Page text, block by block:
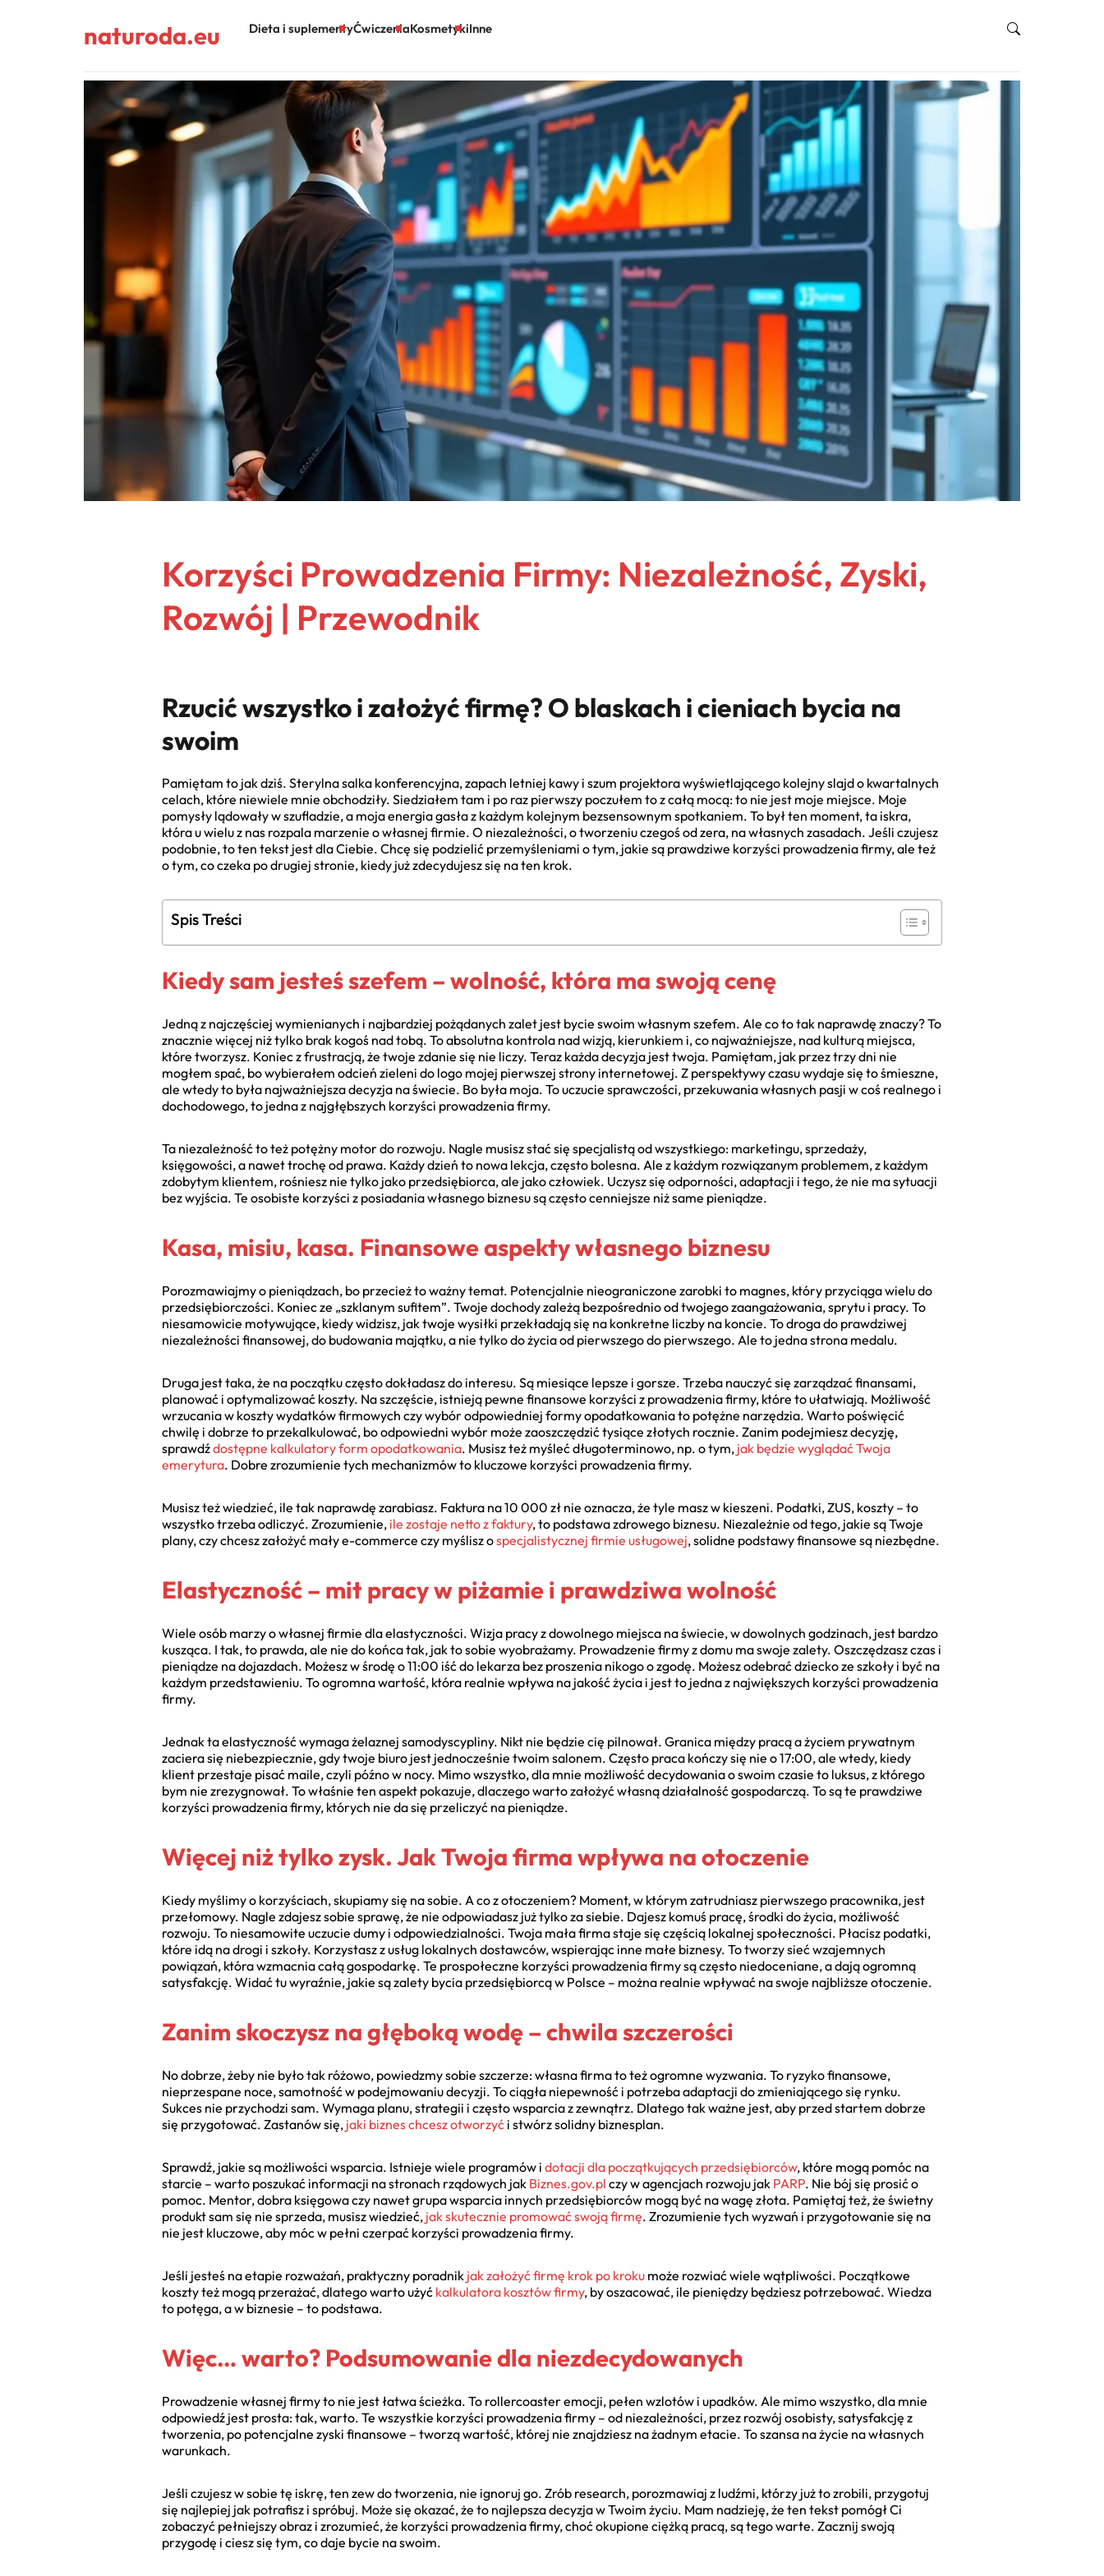
naturoda.eu Dieta i suplementyĆwiczeniaKosmetykiInne
Korzyści Prowadzenia Firmy: Niezależność, Zyski,
Rozwój | Przewodnik
Rzucić wszystko i założyć firmę? O blaskach i cieniach bycia na
swoim
Pamiętam to jak dziś. Sterylna salka konferencyjna, zapach letniej kawy i szum projektora wyświetlającego kolejny slajd o kwartalnych
celach, które niewiele mnie obchodziły. Siedziałem tam i po raz pierwszy poczułem to z całą mocą: to nie jest moje miejsce. Moje
pomysły lądowały w szufladzie, a moja energia gasła z każdym kolejnym bezsensownym spotkaniem. To był ten moment, ta iskra,
która u wielu z nas rozpala marzenie o własnej firmie. O niezależności, o tworzeniu czegoś od zera, na własnych zasadach. Jeśli czujesz
podobnie, to ten tekst jest dla Ciebie. Chcę się podzielić przemyśleniami o tym, jakie są prawdziwe korzyści prowadzenia firmy, ale też
o tym, co czeka po drugiej stronie, kiedy już zdecydujesz się na ten krok.
Spis Treści
Kiedy sam jesteś szefem – wolność, która ma swoją cenę
Jedną z najczęściej wymienianych i najbardziej pożądanych zalet jest bycie swoim własnym szefem. Ale co to tak naprawdę znaczy? To
znacznie więcej niż tylko brak kogoś nad tobą. To absolutna kontrola nad wizją, kierunkiem i, co najważniejsze, nad kulturą miejsca,
które tworzysz. Koniec z frustracją, że twoje zdanie się nie liczy. Teraz każda decyzja jest twoja. Pamiętam, jak przez trzy dni nie
mogłem spać, bo wybierałem odcień zieleni do logo mojej pierwszej strony internetowej. Z perspektywy czasu wydaje się to śmieszne,
ale wtedy to była najważniejsza decyzja na świecie. Bo była moja. To uczucie sprawczości, przekuwania własnych pasji w coś realnego i
dochodowego, to jedna z najgłębszych korzyści prowadzenia firmy.
Ta niezależność to też potężny motor do rozwoju. Nagle musisz stać się specjalistą od wszystkiego: marketingu, sprzedaży,
księgowości, a nawet trochę od prawa. Każdy dzień to nowa lekcja, często bolesna. Ale z każdym rozwiązanym problemem, z każdym
zdobytym klientem, rośniesz nie tylko jako przedsiębiorca, ale jako człowiek. Uczysz się odporności, adaptacji i tego, że nie ma sytuacji
bez wyjścia. Te osobiste korzyści z posiadania własnego biznesu są często cenniejsze niż same pieniądze.
Kasa, misiu, kasa. Finansowe aspekty własnego biznesu
Porozmawiajmy o pieniądzach, bo przecież to ważny temat. Potencjalnie nieograniczone zarobki to magnes, który przyciąga wielu do
przedsiębiorczości. Koniec ze „szklanym sufitem”. Twoje dochody zależą bezpośrednio od twojego zaangażowania, sprytu i pracy. To
niesamowicie motywujące, kiedy widzisz, jak twoje wysiłki przekładają się na konkretne liczby na koncie. To droga do prawdziwej
niezależności finansowej, do budowania majątku, a nie tylko do życia od pierwszego do pierwszego. Ale to jedna strona medalu.
Druga jest taka, że na początku często dokładasz do interesu. Są miesiące lepsze i gorsze. Trzeba nauczyć się zarządzać finansami,
planować i optymalizować koszty. Na szczęście, istnieją pewne finansowe korzyści z prowadzenia firmy, które to ułatwiają. Możliwość
wrzucania w koszty wydatków firmowych czy wybór odpowiedniej formy opodatkowania to potężne narzędzia. Warto poświęcić
chwilę i dobrze to przekalkulować, bo odpowiedni wybór może zaoszczędzić tysiące złotych rocznie. Zanim podejmiesz decyzję,
sprawdźdostępne kalkulatory form opodatkowania. Musisz też myśleć długoterminowo, np. o tym, jak będzie wyglądać Twoja
emerytura. Dobre zrozumienie tych mechanizmów to kluczowe korzyści prowadzenia firmy.
Musisz też wiedzieć, ile tak naprawdę zarabiasz. Faktura na 10 000 zł nie oznacza, że tyle masz w kieszeni. Podatki, ZUS, koszty – to
wszystko trzeba odliczyć. Zrozumienie, ile zostaje netto z faktury, to podstawa zdrowego biznesu. Niezależnie od tego, jakie są Twoje
plany, czy chcesz założyć mały e-commerce czy myślisz ospecjalistycznej firmie usługowej, solidne podstawy finansowe są niezbędne.
Elastyczność – mit pracy w piżamie i prawdziwa wolność
Wiele osób marzy o własnej firmie dla elastyczności. Wizja pracy z dowolnego miejsca na świecie, w dowolnych godzinach, jest bardzo
kusząca. I tak, to prawda, ale nie do końca tak, jak to sobie wyobrażamy. Prowadzenie firmy z domu ma swoje zalety. Oszczędzasz czas i
pieniądze na dojazdach. Możesz w środę o 11:00 iść do lekarza bez proszenia nikogo o zgodę. Możesz odebrać dziecko ze szkoły i być na
każdym przedstawieniu. To ogromna wartość, która realnie wpływa na jakość życia i jest to jedna z największych korzyści prowadzenia
firmy.
Jednak ta elastyczność wymaga żelaznej samodyscypliny. Nikt nie będzie cię pilnował. Granica między pracą a życiem prywatnym
zaciera się niebezpiecznie, gdy twoje biuro jest jednocześnie twoim salonem. Często praca kończy się nie o 17:00, ale wtedy, kiedy
klient przestaje pisać maile, czyli późno w nocy. Mimo wszystko, dla mnie możliwość decydowania o swoim czasie to luksus, z którego
bym nie zrezygnował. To właśnie ten aspekt pokazuje, dlaczego warto założyć własną działalność gospodarczą. To są te prawdziwe
korzyści prowadzenia firmy, których nie da się przeliczyć na pieniądze.
Więcej niż tylko zysk. Jak Twoja firma wpływa na otoczenie
Kiedy myślimy o korzyściach, skupiamy się na sobie. A co z otoczeniem? Moment, w którym zatrudniasz pierwszego pracownika, jest
przełomowy. Nagle zdajesz sobie sprawę, że nie odpowiadasz już tylko za siebie. Dajesz komuś pracę, środki do życia, możliwość
rozwoju. To niesamowite uczucie dumy i odpowiedzialności. Twoja mała firma staje się częścią lokalnej społeczności. Płacisz podatki,
które idą na drogi i szkoły. Korzystasz z usług lokalnych dostawców, wspierając inne małe biznesy. To tworzy sieć wzajemnych
powiązań, która wzmacnia całą gospodarkę. Te prospołeczne korzyści prowadzenia firmy są często niedoceniane, a dają ogromną
satysfakcję. Widać tu wyraźnie, jakie są zalety bycia przedsiębiorcą w Polsce – można realnie wpływać na swoje najbliższe otoczenie.
Zanim skoczysz na głęboką wodę – chwila szczerości
No dobrze, żeby nie było tak różowo, powiedzmy sobie szczerze: własna firma to też ogromne wyzwania. To ryzyko finansowe,
nieprzespane noce, samotność w podejmowaniu decyzji. To ciągła niepewność i potrzeba adaptacji do zmieniającego się rynku.
Sukces nie przychodzi sam. Wymaga planu, strategii i często wsparcia z zewnątrz. Dlatego tak ważne jest, aby przed startem dobrze
się przygotować. Zastanów się, jaki biznes chcesz otworzyć i stwórz solidny biznesplan.
Sprawdź, jakie są możliwości wsparcia. Istnieje wiele programów i dotacji dla początkujących przedsiębiorców, które mogą pomóc na
starcie – warto poszukać informacji na stronach rządowych jak Biznes.gov.pl czy w agencjach rozwoju jak PARP. Nie bój się prosić o
pomoc. Mentor, dobra księgowa czy nawet grupa wsparcia innych przedsiębiorców mogą być na wagę złota. Pamiętaj też, że świetny
produkt sam się nie sprzeda, musisz wiedzieć, jak skutecznie promować swoją firmę. Zrozumienie tych wyzwań i przygotowanie się na
nie jest kluczowe, aby móc w pełni czerpać korzyści prowadzenia firmy.
Jeśli jesteś na etapie rozważań, praktyczny poradnik jak założyć firmę krok po kroku może rozwiać wiele wątpliwości. Początkowe
koszty też mogą przerażać, dlatego warto użyć kalkulatora kosztów firmy, by oszacować, ile pieniędzy będziesz potrzebować. Wiedza
to potęga, a w biznesie – to podstawa.
Więc… warto? Podsumowanie dla niezdecydowanych
Prowadzenie własnej firmy to nie jest łatwa ścieżka. To rollercoaster emocji, pełen wzlotów i upadków. Ale mimo wszystko, dla mnie
odpowiedź jest prosta: tak, warto. Te wszystkie korzyści prowadzenia firmy – od niezależności, przez rozwój osobisty, satysfakcję z
tworzenia, po potencjalne zyski finansowe – tworzą wartość, której nie znajdziesz na żadnym etacie. To szansa na życie na własnych
warunkach.
Jeśli czujesz w sobie tę iskrę, ten zew do tworzenia, nie ignoruj go. Zrób research, porozmawiaj z ludźmi, którzy już to zrobili, przygotuj
się najlepiej jak potrafisz i spróbuj. Może się okazać, że to najlepsza decyzja w Twoim życiu. Mam nadzieję, że ten tekst pomógł Ci
zobaczyć pełniejszy obraz i zrozumieć, że korzyści prowadzenia firmy, choć okupione ciężką pracą, są tego warte. Zacznij swoją
przygodę i ciesz się tym, co daje bycie na swoim.